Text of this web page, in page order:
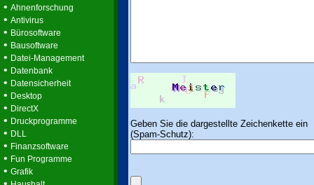
• Ahnenforschung
• Antivirus
• Bürosoftware
• Bausoftware
• Datei-Management
• Datenbank
• Datensicherheit
• Desktop
• DirectX
• Druckprogramme
• DLL
• Finanzsoftware
• Fun Programme
• Grafik
Geben Sie die dargestellte Zeichenkette ein
(Spam-Schutz):